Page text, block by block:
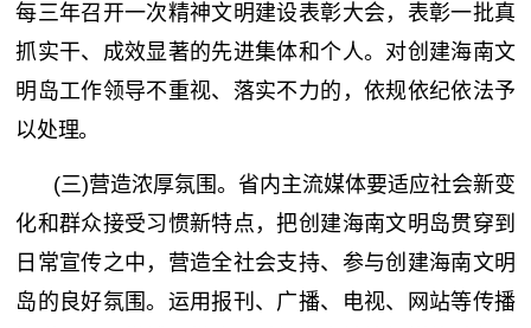
每三年召开一次精神文明建设表彰大会，表彰一批真
抓实干、成效显著的先进集体和个人。对创建海南文
明岛工作领导不重视、落实不力的，依规依纪依法予
以处理。
(三)营造浓厚氛围。省内主流媒体要适应社会新变
化和群众接受习惯新特点，把创建海南文明岛贯穿到
日常宣传之中，营造全社会支持、参与创建海南文明
岛的良好氛围。运用报刊、广播、电视、网站等传播